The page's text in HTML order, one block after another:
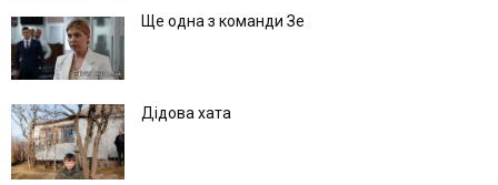
Ще одна з команди Зе
Дідова хата